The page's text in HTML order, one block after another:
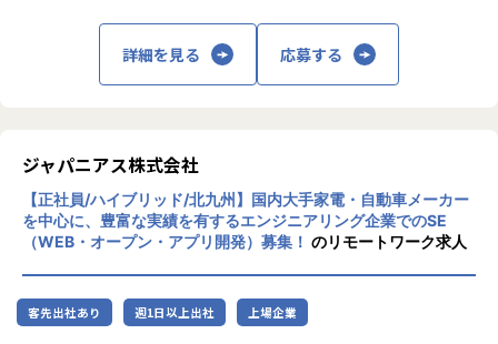
詳細を見る 応募する
ジャパニアス株式会社
【正社員/ハイブリッド/北九州】国内大手家電・自動車メーカー
を中心に、豊富な実績を有するエンジニアリング企業でのSE
（WEB・オープン・アプリ開発）募集！ のリモートワーク求人
客先出社あり 週1日以上出社 上場企業